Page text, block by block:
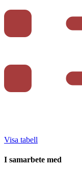
Visa tabell
I samarbete med